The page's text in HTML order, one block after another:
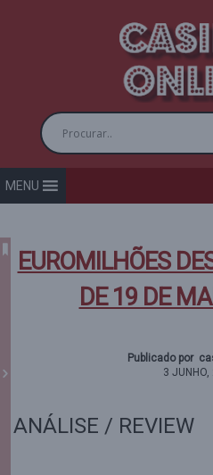
MENU
EUROMILHÕES
DE 19 DE
Publicado por
3 JUNHO,
ANÁLISE / REVIEW